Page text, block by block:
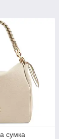
сумка